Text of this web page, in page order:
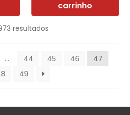
carrinho
resultados
… 44 45 46
47
49